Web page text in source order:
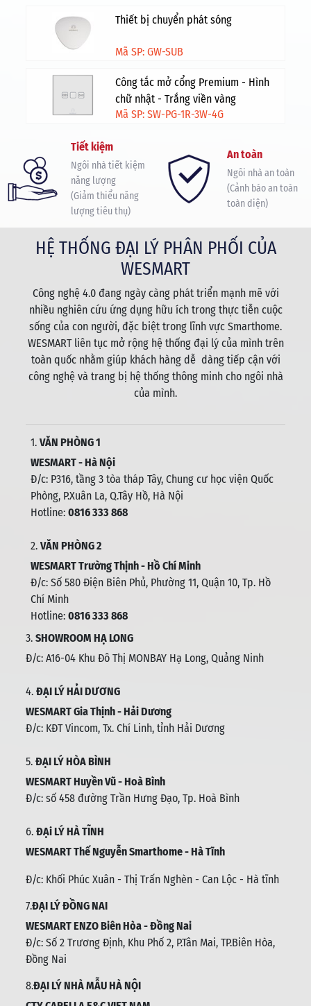
Thiết bị chuyển phát sóng
Mã SP: GW-SUB
Công tắc mở cổng Premium - Hình
chữ nhật - Trắng viền vàng
Mã SP: SW-PG-1R-3W-4G
Tiết kiệm
Ngôi nhà tiết kiệm
năng lượng
(Giảm thiểu năng
lượng tiêu thụ)
An toàn
Ngôi nhà an toàn
(Cảnh báo an toàn
toàn diện)
HỆ THỐNG ĐẠI LÝ PHÂN PHỐI CỦA
WESMART
Công nghệ 4.0 đang ngày càng phát triển mạnh mẽ với
nhiều nghiên cứu ứng dụng hữu ích trong thực tiễn cuộc
sống của con người, đặc biệt trong lĩnh vực Smarthome.
WESMART liên tục mở rộng hệ thống đại lý của mình trên
toàn quốc nhằm giúp khách hàng dễ dàng tiếp cận với
công nghệ và trang bị hệ thống thông minh cho ngôi nhà
của mình.
1. VĂN PHÒNG 1
WESMART - Hà Nội
Đ/c: P316, tầng 3 tòa tháp Tây, Chung cư học viện Quốc
Phòng, P.Xuân La, Q.Tây Hồ, Hà Nội
Hotline: 0816 333 868
2. VĂN PHÒNG 2
WESMART Trường Thịnh - Hồ Chí Minh
Đ/c: Số 580 Điện Biên Phủ, Phường 11, Quận 10, Tp. Hồ
Chí Minh
Hotline: 0816 333 868
3. SHOWROOM HẠ LONG
Đ/c: A16-04 Khu Đô Thị MONBAY Hạ Long, Quảng Ninh
4. ĐẠI LÝ HẢI DƯƠNG
WESMART Gia Thịnh - Hải Dương
Đ/c: KĐT Vincom, Tx. Chí Linh, tỉnh Hải Dương
5. ĐẠI LÝ HÒA BÌNH
WESMART Huyền Vũ - Hoà Bình
Đ/c: số 458 đường Trần Hưng Đạo, Tp. Hoà Bình
6. ĐẠi LÝ HÀ TĨNH
WESMART Thế Nguyễn Smarthome - Hà Tĩnh
Đ/c: Khối Phúc Xuân - Thị Trấn Nghèn - Can Lộc - Hà tĩnh
7.ĐẠI LÝ ĐỒNG NAI
WESMART ENZO Biên Hòa - Đồng Nai
Đ/c: Số 2 Trương Định, Khu Phố 2, P.Tân Mai, TP.Biên Hòa,
Đồng Nai
8.ĐẠI LÝ NHÀ MẪU HÀ NỘI